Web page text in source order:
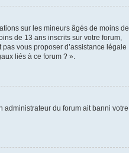
sur les mineurs âgés de moins de
de 13 ans inscrits sur votre forum,
vous proposer d’assistance légale
liés à ce forum ? ».
administrateur du forum ait banni votre